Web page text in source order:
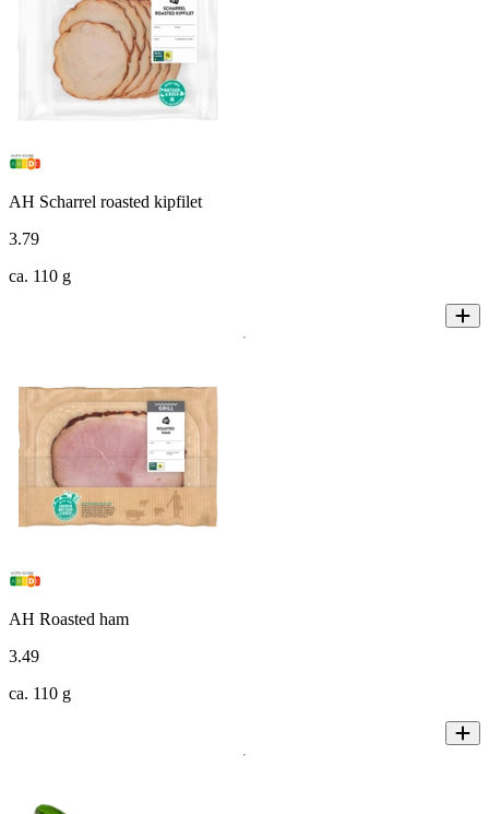
AH Scharrel roasted kipfilet
3.79
ca. 110 g
AH Roasted ham
3.49
ca. 110 g